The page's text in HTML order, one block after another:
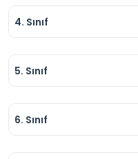
4. Sınıf
5. Sınıf
6. Sınıf